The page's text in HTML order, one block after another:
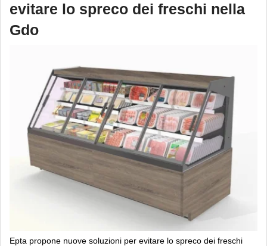
evitare lo spreco dei freschi nella
Gdo
Epta propone nuove soluzioni per evitare lo spreco dei freschi